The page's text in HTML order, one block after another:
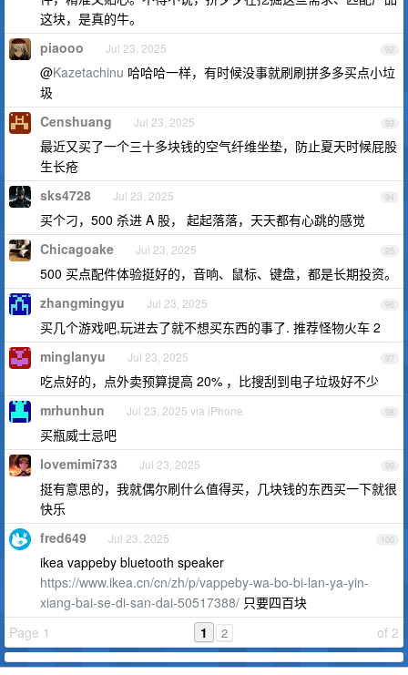
这块，是真的牛。
92
piaooo Jul 23, 2025
@Kazetachinu 哈哈哈一样，有时候没事就刷刷拼多多买点小垃
圾
93
Censhuang Jul 23, 2025
最近又买了一个三十多块钱的空气纤维坐垫，防止夏天时候屁股
生长疮
94
sks4728 Jul 23, 2025
买个刁，500 杀进 A 股， 起起落落，天天都有心跳的感觉
95
Chicagoake Jul 23, 2025
500 买点配件体验挺好的，音响、鼠标、键盘，都是长期投资。
96
zhangmingyu Jul 23, 2025
买几个游戏吧,玩进去了就不想买东西的事了. 推荐怪物火车 2
97
minglanyu Jul 23, 2025
吃点好的，点外卖预算提高 20% ，比搜刮到电子垃圾好不少
98
mrhunhun Jul 23, 2025 via iPhone
买瓶威士忌吧
99
lovemimi733 Jul 23, 2025
挺有意思的，我就偶尔刷什么值得买，几块钱的东西买一下就很
快乐
100
fred649 Jul 23, 2025
ikea vappeby bluetooth speaker
https://www.ikea.cn/cn/zh/p/vappeby-wa-bo-bi-lan-ya-yin-
xiang-bai-se-di-san-dai-50517388/ 只要四百块
Page 1
of 2
1 2